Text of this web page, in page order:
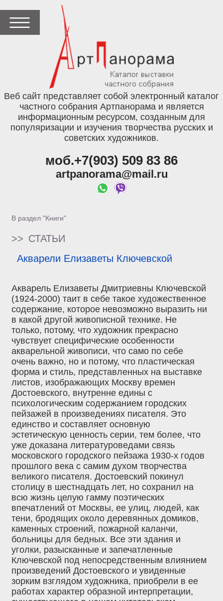
Веб сайт представляет собой электронный каталог
частного собрания Артпанорама и является
информационным ресурсом, созданным для
популяризации и изучения творчества русских и
советских художников.
моб.+7(903) 509 83 86
artpanorama@mail.ru
В раздел "Книги"
>> СТАТЬИ
Акварели Елизаветы Ключевской
Акварель Елизаветы Дмитриевны Ключевской
(1924-2000) таит в себе такое художественное
содержание, которое невозможно выразить ни
в какой другой живописной технике. Не
только, потому, что художник прекрасно
чувствует специфические особенности
акварельной живописи, что само по себе
очень важно, но и потому, что пластическая
форма и стиль, представленных на выставке
листов, изображающих Москву времен
Достоевского, внутренне едины с
психологическим содержанием городских
пейзажей в произведениях писателя. Это
единство и составляет основную
эстетическую ценность серии, тем более, что
уже доказана литературоведами связь
московского городского пейзажа 1930-х годов
прошлого века с самим духом творчества
великого писателя. Достоевский покинул
столицу в шестнадцать лет, но сохранил на
всю жизнь целую гамму поэтических
впечатлений от Москвы, ее улиц, людей, как
тени, бродящих около деревянных домиков,
каменных строений, пожарной каланчи,
больницы для бедных. Все эти здания и
уголки, разысканные и запечатленные
Ключевской под непосредственным влиянием
произведений Достоевского и увиденные
зорким взглядом художника, приобрели в ее
работах характер образной интерпретации,